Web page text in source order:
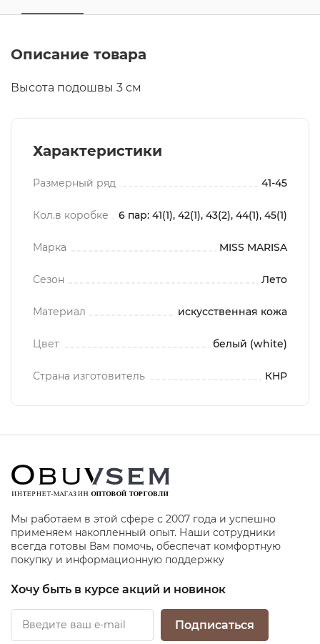
Описание товара
Высота подошвы 3 см
Характеристики
Размерный ряд 41-45
Кол.в коробке 6 пар: 41(1), 42(1), 43(2), 44(1), 45(1)
Марка MISS MARISA
Сезон Лето
Материал искусственная кожа
Цвет белый (white)
Страна изготовитель КНР
Мы работаем в этой сфере с 2007 года и успешно
применяем накопленный опыт. Наши сотрудники
всегда готовы Вам помочь, обеспечат комфортную
покупку и информационную поддержку
Хочу быть в курсе акций и новинок
Подписаться